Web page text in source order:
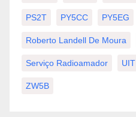
PS2T PY5CC PY5EG
Roberto Landell De Moura
Serviço Radioamador UIT
ZW5B